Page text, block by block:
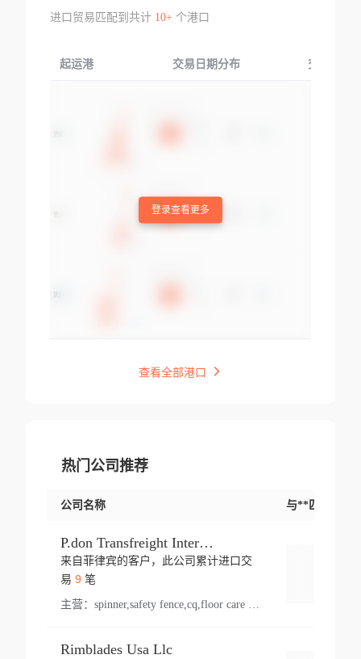
进口贸易匹配到共计 10+个港口
起运港 交易日期分布 交易产品
登录查看更多
查看全部港口
热门公司推荐
公司名称 与**匹配交易
P.don Transfreight International
来自菲律宾的客户，此公司累计进口交
易 9 笔
主营：
Rimblades Usa Llc